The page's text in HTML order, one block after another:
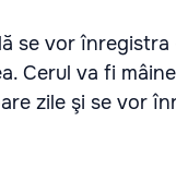
se vor înregistra
Cerul va fi
zile şi se vor